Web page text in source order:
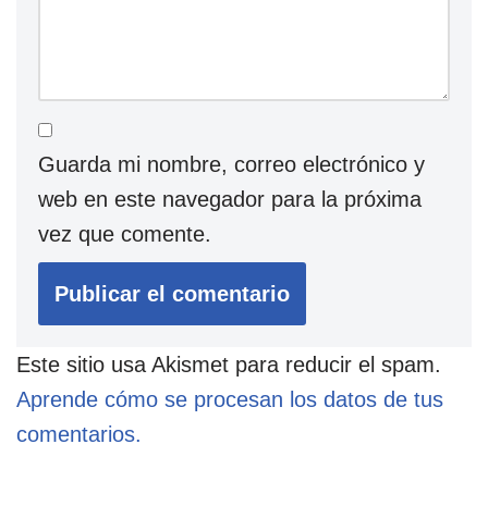
Guarda mi nombre, correo electrónico y
web en este navegador para la próxima
vez que comente.
Este sitio usa Akismet para reducir el spam.
Aprende cómo se procesan los datos de tus
comentarios.